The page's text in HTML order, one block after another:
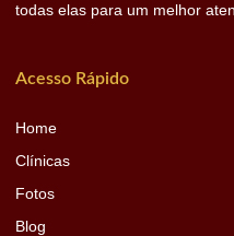
todas elas para um melhor
Acesso Rápido
Home
Clínicas
Fotos
Blog